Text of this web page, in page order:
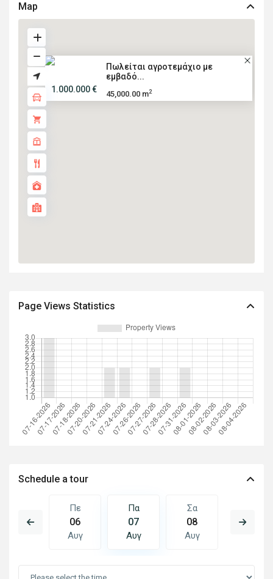
Map
Πωλείται αγροτεμάχιο με
εμβαδό...
1.000.000 €
45,000.00 m2
Page Views Statistics
Schedule a tour
Πε
06
Αυγ
Πα
07
Αυγ
Σα
08
Αυγ
09